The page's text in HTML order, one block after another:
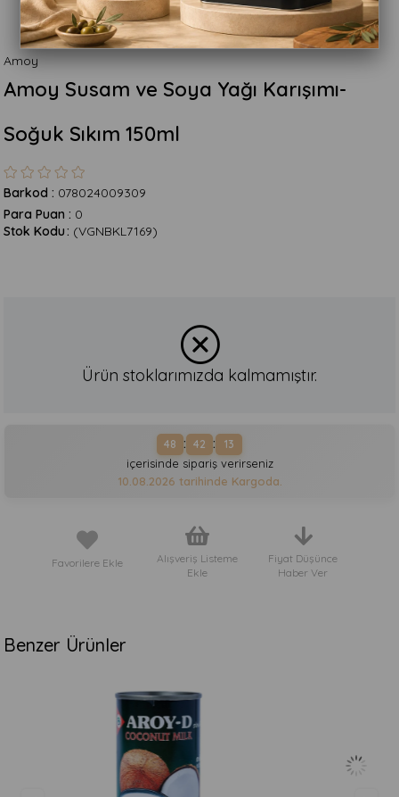
Amoy
Amoy Susam ve Soya Yağı Karışımı-
Soğuk Sıkım 150ml
Barkod : 078024009309
Para Puan : 0
(VGNBKL7169)
Stok Kodu
Ürün stoklarımızda kalmamıştır.
48 : 42 : 13
içerisinde sipariş verirseniz
10.08.2026 tarihinde Kargoda.
Favorilere Ekle
Alışveriş Listeme
Ekle
Fiyat Düşünce
Haber Ver
Benzer Ürünler